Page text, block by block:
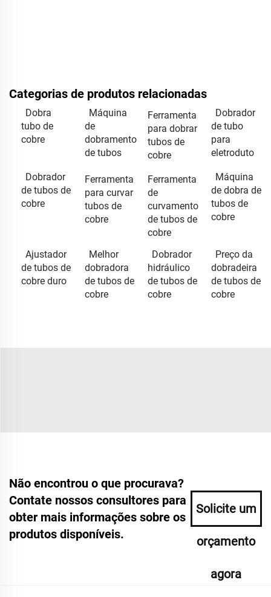
Categorias de produtos relacionadas
Dobra
tubo de
cobre
Máquina
de
dobramento
de tubos
Ferramenta
para dobrar
tubos de
cobre
Dobrador
de tubo
para
eletroduto
Dobrador
de tubos de
cobre
Ferramenta
para curvar
tubos de
cobre
Ferramenta
de
curvamento
de tubos de
cobre
Máquina
de dobra de
tubos de
cobre
Ajustador
de tubos de
cobre duro
Melhor
dobradora
de tubos de
cobre
Dobrador
hidráulico
de tubos de
cobre
Preço da
dobradeira
de tubos de
cobre
Não encontrou o que procurava?
Contate nossos consultores para
obter mais informações sobre os
produtos disponíveis.
Solicite um
orçamento
agora